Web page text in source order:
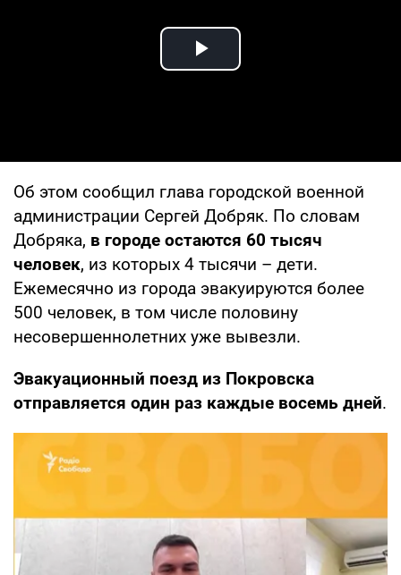
Play Video
Об этом сообщил глава городской военной
администрации Сергей Добряк. По словам
Добряка, в городе остаются 60 тысяч
человек, из которых 4 тысячи – дети.
Ежемесячно из города эвакуируются более
500 человек, в том числе половину
несовершеннолетних уже вывезли.
Эвакуационный поезд из Покровска
отправляется один раз каждые восемь дней.